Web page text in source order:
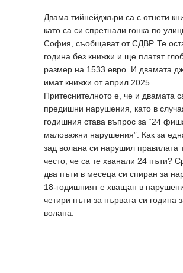
Двама тийнейджъри са с отнети
като са си спретнали гонка по
София, съобщават от СДВР. Те
година без книжки и ще платят
размер на 1533 евро. И двамата
имат книжки от април 2025.
Притеснителното е, че и двамата
предишни нарушения, като в
годишния става въпрос за “24
маловажни нарушения”. Как за
зад волана си нарушил правилата
често, че са те хванали 24 пъти?
два пъти в месеца си спиран за
18-годишният е хващан в
четири пъти за първата си година
волана.